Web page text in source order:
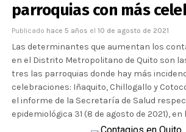
parroquias con más
Publicado hace 5 años el 10 de agosto de 2021
Las determinantes que aumentan los
en el Distrito Metropolitano de Quito son
tres las parroquias donde hay más
celebraciones: Iñaquito, Chillogallo y
el informe de la Secretaría de Salud
epidemiológica 31 (8 de agosto de 2021), en